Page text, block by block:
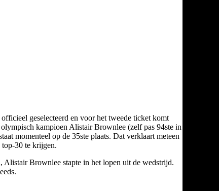
geselecteerd en voor het tweede ticket komt
kampioen Alistair Brownlee (zelf pas 94ste in de
momenteel op de 35ste plaats. Dat verklaart meteen
30 te krijgen.
Brownlee stapte in het lopen uit de wedstrijd.